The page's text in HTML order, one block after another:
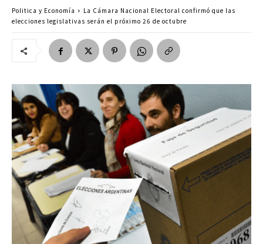
Politica y Economía
La Cámara Nacional Electoral confirmó que las
elecciones legislativas serán el próximo 26 de octubre